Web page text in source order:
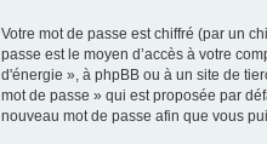
Votre mot de passe est chiffré (par un
passe est le moyen d’accès à votre
d'énergie », à phpBB ou à un site de
mot de passe » qui est proposée par
nouveau mot de passe afin que vous